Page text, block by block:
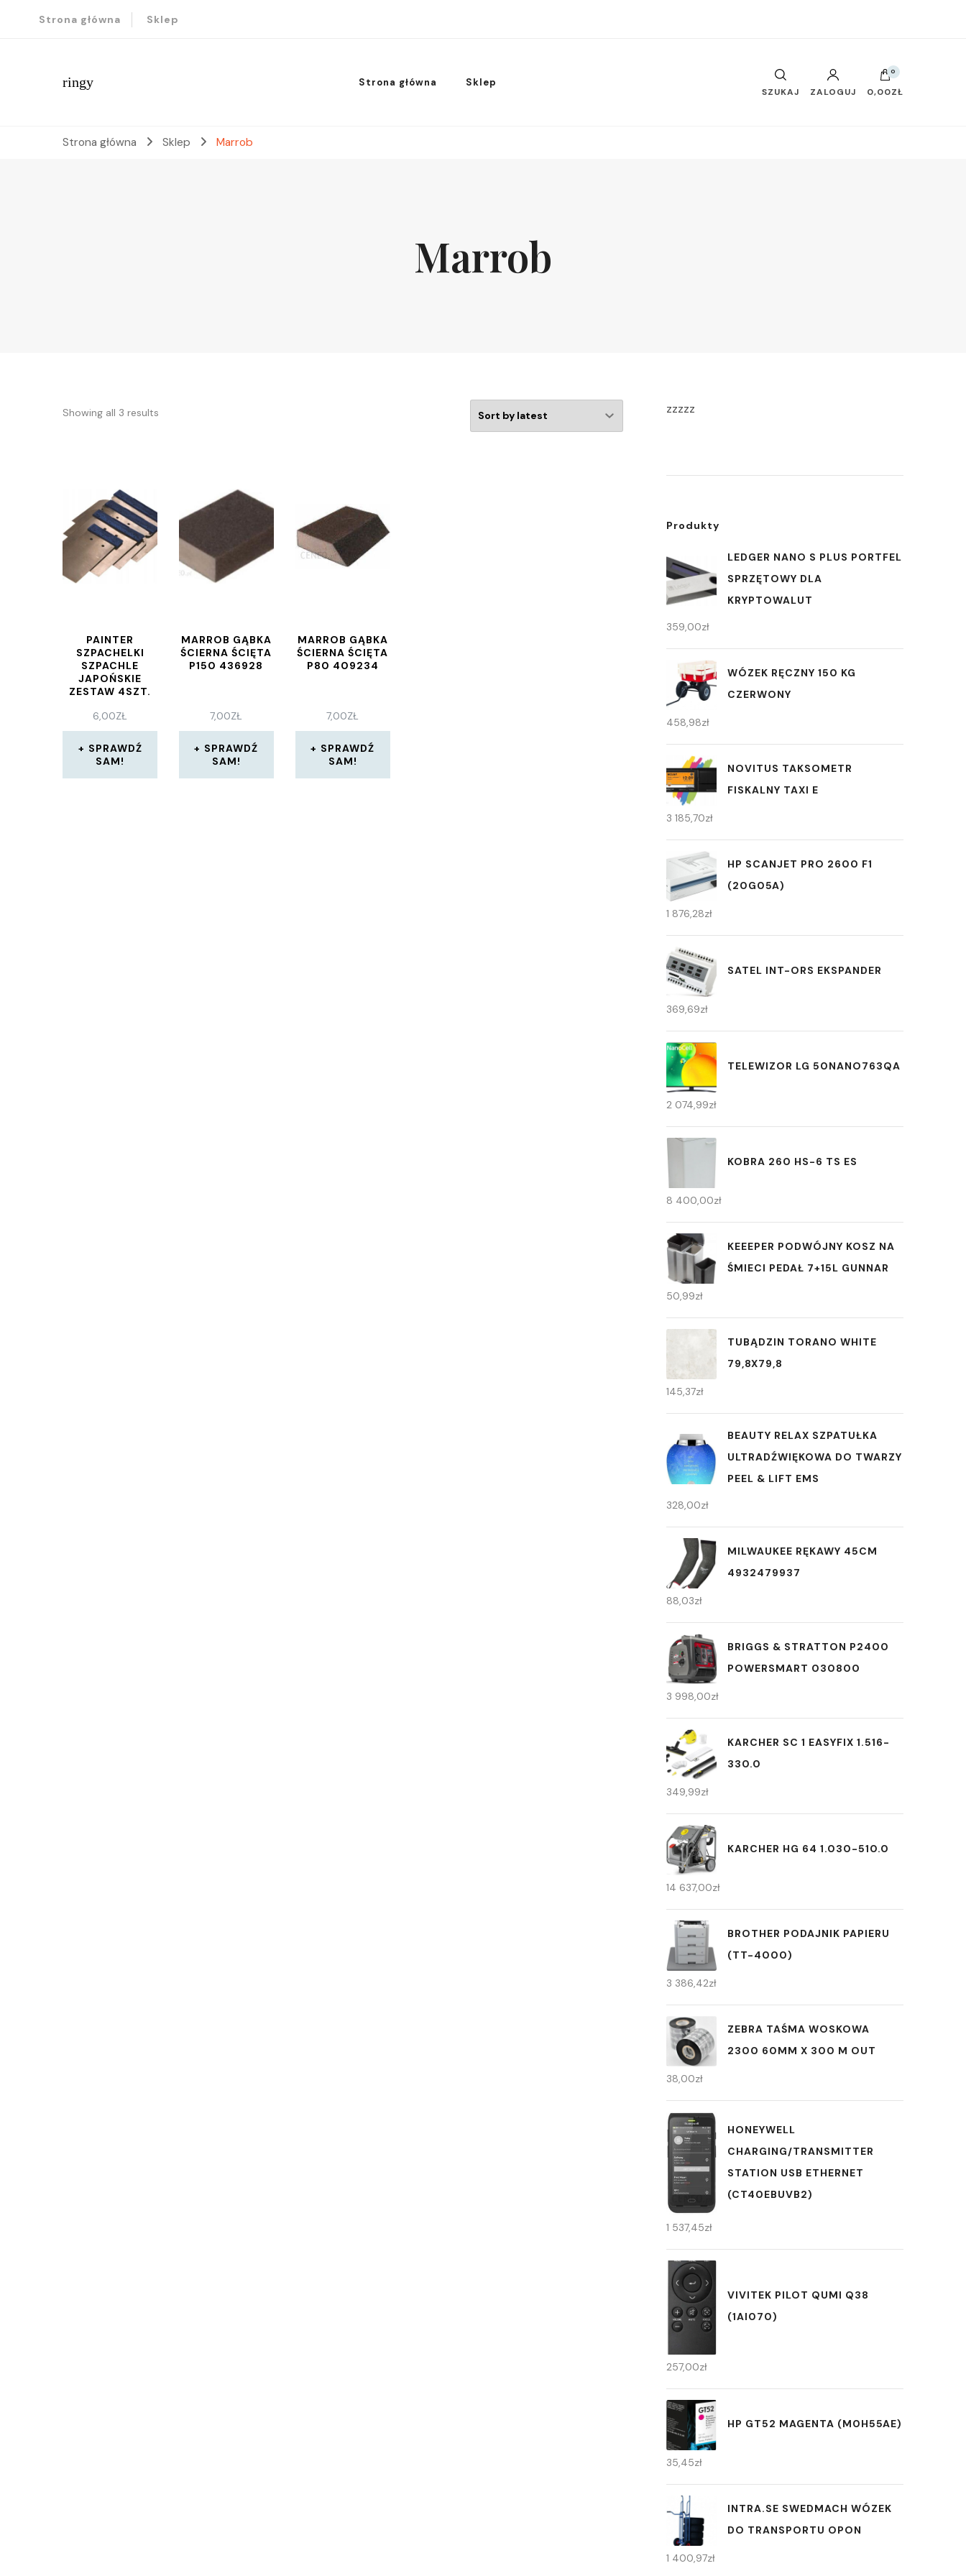
Strona główna Sklep
ringy Strona główna Sklep
SZUKAJ ZALOGUJ
0
0,00ZŁ
Strona główna Sklep Marrob
Marrob
Showing all 3 results
PAINTER
SZPACHELKI
SZPACHLE
JAPOŃSKIE
ZESTAW 4SZT.
6,00ZŁ
SPRAWDŹ
SAM!
MARROB GĄBKA
ŚCIERNA ŚCIĘTA
P150 436928
7,00ZŁ
SPRAWDŹ
SAM!
MARROB GĄBKA
ŚCIERNA ŚCIĘTA
P80 409234
7,00ZŁ
SPRAWDŹ
SAM!
zzzzz
Produkty
LEDGER NANO S PLUS PORTFEL
SPRZĘTOWY DLA
KRYPTOWALUT
359,00zł
WÓZEK RĘCZNY 150 KG
CZERWONY
458,98zł
NOVITUS TAKSOMETR
FISKALNY TAXI E
3 185,70zł
HP SCANJET PRO 2600 F1
(20G05A)
1 876,28zł
SATEL INT-ORS EKSPANDER
369,69zł
TELEWIZOR LG 50NANO763QA
2 074,99zł
KOBRA 260 HS-6 TS ES
8 400,00zł
KEEEPER PODWÓJNY KOSZ NA
ŚMIECI PEDAŁ 7+15L GUNNAR
50,99zł
TUBĄDZIN TORANO WHITE
79,8X79,8
145,37zł
BEAUTY RELAX SZPATUŁKA
ULTRADŹWIĘKOWA DO TWARZY
PEEL & LIFT EMS
328,00zł
MILWAUKEE RĘKAWY 45CM
4932479937
88,03zł
BRIGGS & STRATTON P2400
POWERSMART 030800
3 998,00zł
KARCHER SC 1 EASYFIX 1.516-
330.0
349,99zł
KARCHER HG 64 1.030-510.0
14 637,00zł
BROTHER PODAJNIK PAPIERU
(TT-4000)
3 386,42zł
ZEBRA TAŚMA WOSKOWA
2300 60MM X 300 M OUT
38,00zł
HONEYWELL
CHARGING/TRANSMITTER
STATION USB ETHERNET
(CT40EBUVB2)
1 537,45zł
VIVITEK PILOT QUMI Q38
(1AI070)
257,00zł
HP GT52 MAGENTA (M0H55AE)
35,45zł
INTRA.SE SWEDMACH WÓZEK
DO TRANSPORTU OPON
1 400,97zł